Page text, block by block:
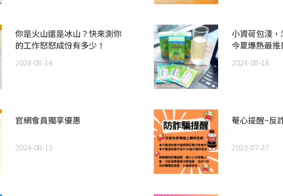
你是火山還是冰山？快來測你
的工作怒怒成份有多少！
2024-08-14
小資荷包淺，
今夏爆熱最推
2024-08-14
官網會員獨享優惠
2024-08-13
菴心提醒~反
2023-07-27